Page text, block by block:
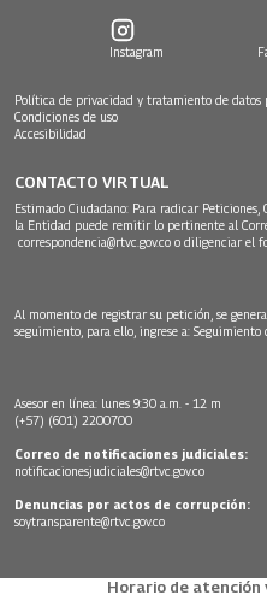
Instagram
Política de privacidad y tratamiento de datos
Condiciones de uso
Accesibilidad
CONTACTO VIRTUAL
Estimado Ciudadano: Para radicar Peticiones,
la Entidad puede remitir lo pertinente al
correspondencia@rtvc.gov.co o diligenciar el
Al momento de registrar su petición, se
seguimiento, para ello, ingrese a: Seguimiento
Asesor en línea: lunes 9:30 a.m. - 12 m
(+57) (601) 2200700
Correo de notificaciones judiciales:
notificacionesjudiciales@rtvc.gov.co
Denuncias por actos de corrupción:
soytransparente@rtvc.gov.co
Horario de atención